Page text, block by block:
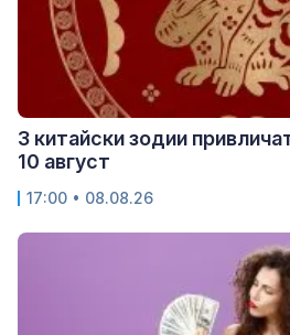
3 китайски зодии
10 август
17:00 • 08.08.26